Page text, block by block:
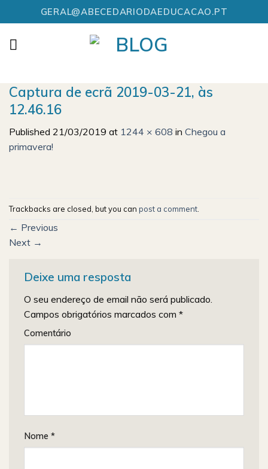
to
content
GERAL@ABECEDARIODAEDUCACAO.PT
Captura de ecrã 2019-03-21, às
12.46.16
Published 21/03/2019 at 1244 × 608 in Chegou a
primavera!
Trackbacks are closed, but you can post a comment
← Previous
Next →
Deixe uma resposta
O seu endereço de email não será publicado.
Campos obrigatórios marcados com *
Comentário
Nome *